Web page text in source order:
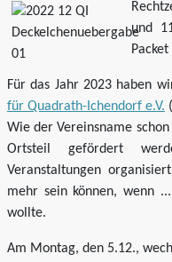
und
Für das Jahr 2023 haben
für Quadrath-Ichendorf e.V.
Wie der Vereinsname
Ortsteil gefördert
Veranstaltungen
mehr sein können, wenn
wollte.
Am Montag, den 5.12.,